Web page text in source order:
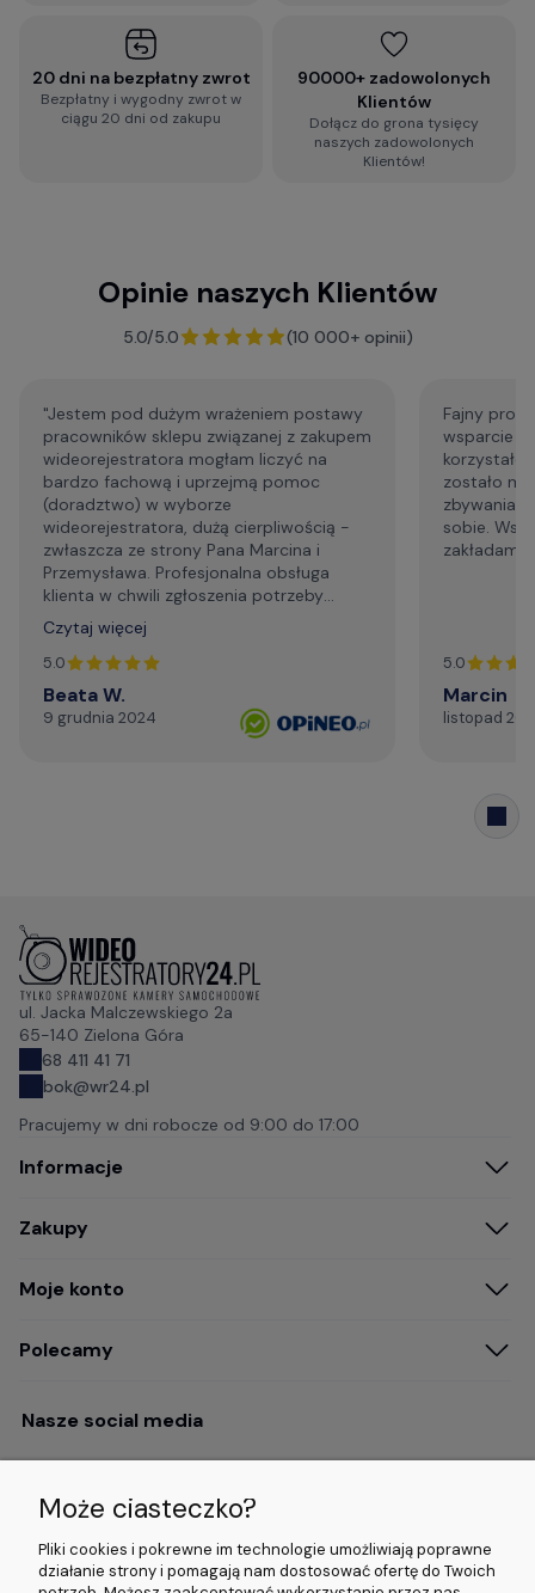
2-minutowa ankieta rekomendacji
wideorejestratora
Zobacz więcej porad dotyczących
wideorejestratorów, a także zestaw najczęściej
F.A.Q. - najczęściej zadawane pytania
20 dni na bezpłatny zwrot
Bezpłatny i wygodny zwrot w
ciągu 20 dni od zakupu
90000+ zadowolonych
Klientów
Dołącz do grona tysięcy
naszych zadowolonych
Klientów!
Opinie naszych Klientów
5.0/5.0 (10 000+ opinii)
"Jestem pod dużym wrażeniem postawy
pracowników sklepu związanej z zakupem
wideorejestratora mogłam liczyć na
bardzo fachową i uprzejmą pomoc
(doradztwo) w wyborze
wideorejestratora, dużą cierpliwością -
zwłaszcza ze strony Pana Marcina i
Przemysława. Profesjonalna obsługa
klienta w chwili zgłoszenia potrzeby
wsparcia technicznego. Generalnie,
profesjonalizm. Serdecznie i najmocniej
dziękuję za życzliwą pomoc telefoniczną,
szybki kontakt mailowy."
Czytaj więcej
5.0
Beata W.
9 grudnia 2024
Fajny
wsparcie
zostało mi
zbywania
sobie.
zakładam
5.0
Marcin
listopad
ul. Jacka Malczewskiego 2a
65-140 Zielona Góra
68 411 41 71
bok@wr24.pl
Pracujemy w dni robocze od 9:00 do 17:00
Informacje
Zakupy
Moje konto
Polecamy
Nasze social media
Opinie i wyróżnienia
Może ciasteczko?
Pliki cookies i pokrewne im technologie umożliwiają poprawne
działanie strony i pomagają nam dostosować ofertę do Twoich